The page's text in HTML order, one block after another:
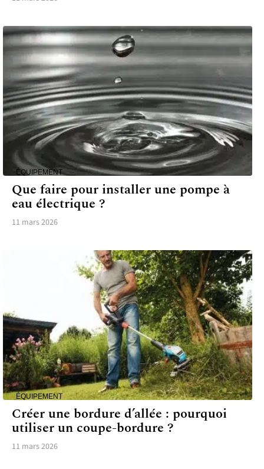
ÉQUIPEMENT
Que faire pour installer une pompe à
eau électrique ?
11 mars 2026
ÉQUIPEMENT
Créer une bordure d’allée : pourquoi
utiliser un coupe-bordure ?
11 mars 2026